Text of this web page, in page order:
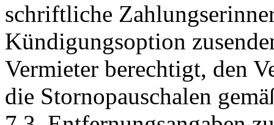
schriftliche
Kündigungsoption
Vermieter berechtigt, den
die Stornopauschalen